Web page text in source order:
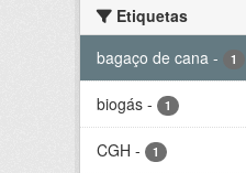
Etiquetas
bagaço de cana - 1
biogás - 1
CGH - 1